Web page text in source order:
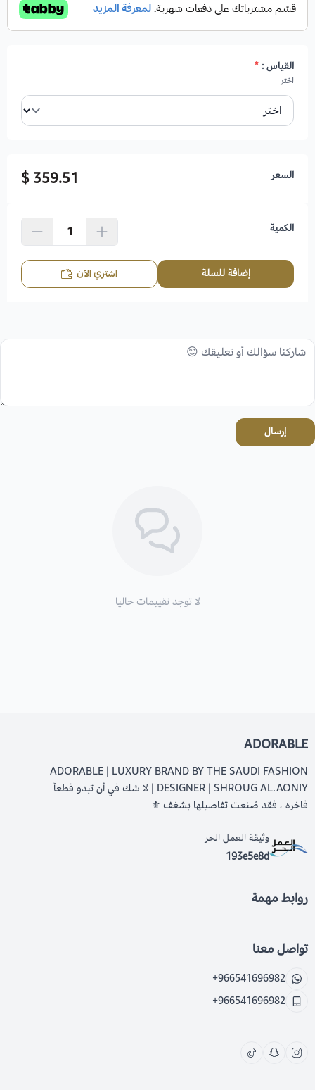
القياس :*
اختر
السعر 359.51 $
الكمية
إضافة للسلة اشتري الآن
إرسال
لا توجد تقييمات حاليا
ADORABLE
ADORABLE | LUXURY BRAND BY THE SAUDI FASHION
DESIGNER | SHROUG AL.AONIY | لا شك في أن تبدو قطعاً
فاخره ، فقد صُنعت تفاصيلها بشغف ⚜️
وثيقة العمل الحر
193e5e8d
روابط مهمة
تواصل معنا
+966541696982
+966541696982